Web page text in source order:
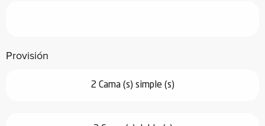
Provisión
2 Cama (s) simple (s)